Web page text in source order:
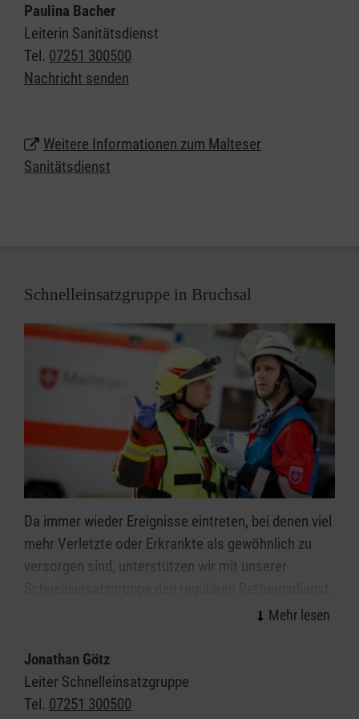
Veranstaltungen ab einer gewissen Dimension bzw.
mit einer bestimmten Charakteristik erfordern einen
qualifizierten Sanitätsdienst. Überall da, wo viele
Menschen zusammenkommen, erhöht sich
Absicherung umsichtiger Veranstalter ergibt sich
die Notwendigkeit eines Sanitätsdienstes nicht
Paulina Bacher
Leiterin Sanitätsdienst
Tel. 07251 300500
Nachricht senden
Weitere Informationen zum Malteser
Sanitätsdienst
Schnelleinsatzgruppe in Bruchsal
Da immer wieder Ereignisse eintreten, bei denen viel
mehr Verletzte oder Erkrankte als gewöhnlich zu
versorgen sind, unterstützen wir mit unserer
Diese Schnelleinsatzgruppe besteht aus erfahrenen
Rettungsleitstelle über Funkmeldeempfänger
alarmiert werden können, um die
Rettungsdienstkräfte an der Einsatzstelle mit
Jonathan Götz
Leiter Schnelleinsatzgruppe
Tel. 07251 300500